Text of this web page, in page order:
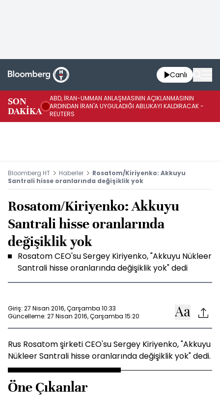
Canlı
SON
DAKİKA
ABD, İRAN-UMMAN ANLAŞMASININ AÇIKLANMASININ
ARDINDAN İRAN'A UYGULADIĞI ABLUKAYI KALDIRACAK -
REUTERS
Bloomberg HT Haberler
Rosatom/Kiriyenko: Akkuyu
Santrali hisse oranlarında değişiklik yok
Rosatom/Kiriyenko: Akkuyu
Santrali hisse oranlarında
değişiklik yok
Rosatom CEO'su Sergey Kiriyenko, "Akkuyu Nükleer
Santrali hisse oranlarında değişiklik yok" dedi
Giriş: 27 Nisan 2016, Çarşamba 10:33
Güncelleme: 27 Nisan 2016, Çarşamba 15:20
Rus Rosatom şirketi CEO'su Sergey Kiriyenko, "Akkuyu
Nükleer Santrali hisse oranlarında değişiklik yok" dedi.
Öne Çıkanlar